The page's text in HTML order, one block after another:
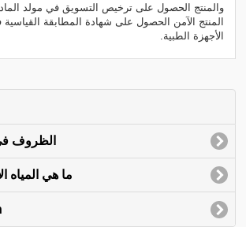
والمنتج الحصول على ترخيص التسويق في مولد
المنتج الآمن الحصول على شهادة المطابقة القياسية
الأجهزة الطبية.
الظروف
ما هي المياه